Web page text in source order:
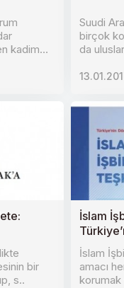
kadim
Suudi
birçok
da
bir
s..
İslam
İslam
amacı
korumak